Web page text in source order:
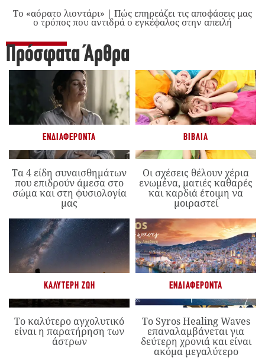
Το «αόρατο λιοντάρι» | Πώς επηρεάζει τις αποφάσεις μας
ο τρόπος που αντιδρά ο εγκέφαλος στην απειλή
Πρόσφατα Άρθρα
ΕΝΔΙΑΦΈΡΟΝΤΑ
Τα 4 είδη συναισθημάτων
που επιδρούν άμεσα στο
σώμα και στη φυσιολογία
μας
ΒΙΒΛΊΑ
Οι σχέσεις θέλουν χέρια
ενωμένα, ματιές καθαρές
και καρδιά έτοιμη να
μοιραστεί
ΚΑΛΎΤΕΡΗ ΖΩΉ
Το καλύτερο αγχολυτικό
είναι η παρατήρηση των
άστρων
ΕΝΔΙΑΦΈΡΟΝΤΑ
Το Syros Healing Waves
επαναλαμβάνεται για
δεύτερη χρονιά και είναι
ακόμα μεγαλύτερο